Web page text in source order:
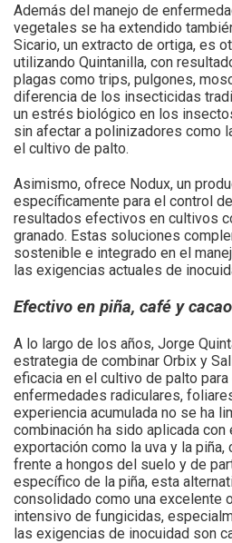
Además del manejo de
vegetales se ha extendido
Sicario, un extracto de ortiga, es
utilizando Quintanilla, con
plagas como trips, pulgones,
diferencia de los insecticidas
un estrés biológico en los
sin afectar a polinizadores como
el cultivo de palto.
Asimismo, ofrece Nodux, un
específicamente para el control
resultados efectivos en cultivos
granado. Estas soluciones
sostenible e integrado en el
las exigencias actuales de
Efectivo en piña, café y cacao
A lo largo de los años, Jorge
estrategia de combinar Orbix y
eficacia en el cultivo de palto
enfermedades radiculares,
experiencia acumulada no se ha
combinación ha sido aplicada
exportación como la uva y la
frente a hongos del suelo y de
específico de la piña, esta
consolidado como una excelente
intensivo de fungicidas,
las exigencias de inocuidad son